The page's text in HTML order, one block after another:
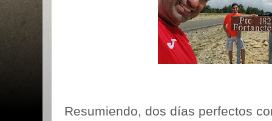
Resumiendo, dos días perfectos